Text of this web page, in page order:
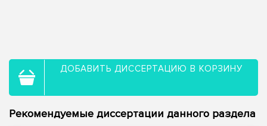
ДОБАВИТЬ ДИССЕРТАЦИЮ В КОРЗИНУ
Рекомендуемые диссертации данного раздела